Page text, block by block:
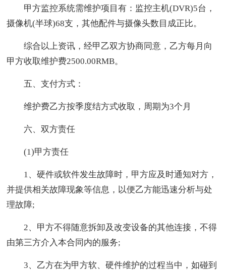
甲方监控系统需维护项目有：监控主机(DVR)5台，
摄像机(半球)68支，其他配件与摄像头数目成正比。
综合以上资讯，经甲乙双方协商同意，乙方每月向
甲方收取维护费2500.00RMB。
五、支付方式：
维护费乙方按季度结方式收取，周期为3个月
六、双方责任
(1)甲方责任
1、硬件或软件发生故障时，甲方应及时通知对方，
并提供相关故障现象等信息，以便乙方能迅速分析与处
理故障;
2、甲方不得随意拆卸及改变设备的其他连接，不得
由第三方介入本合同内的服务;
3、乙方在为甲方软、硬件维护的过程当中，如碰到